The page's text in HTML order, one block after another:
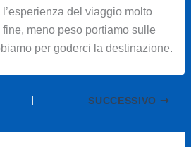
del viaggio molto
meno peso portiamo sulle
per goderci la destinazione.
SUCCESSIVO